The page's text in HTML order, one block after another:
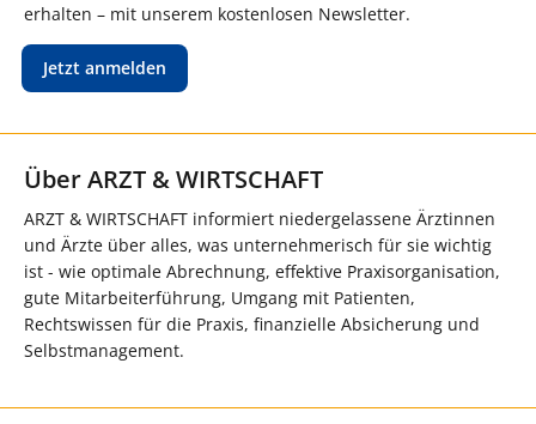
erhalten – mit unserem kostenlosen Newsletter.
Jetzt anmelden
Über ARZT & WIRTSCHAFT
ARZT & WIRTSCHAFT informiert niedergelassene Ärztinnen
und Ärzte über alles, was unternehmerisch für sie wichtig
ist - wie optimale Abrechnung, effektive Praxisorganisation,
gute Mitarbeiterführung, Umgang mit Patienten,
Rechtswissen für die Praxis, finanzielle Absicherung und
Selbstmanagement.